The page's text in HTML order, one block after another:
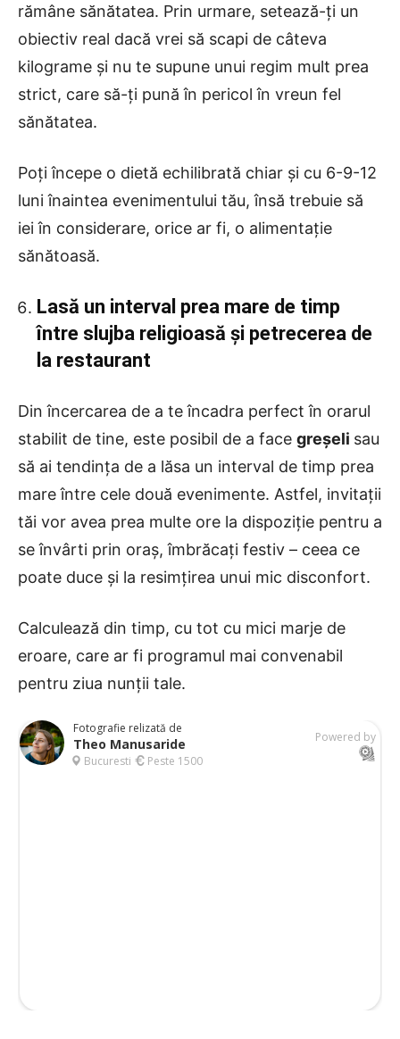
rămâne sănătatea. Prin urmare, setează-ți un
obiectiv real dacă vrei să scapi de câteva
kilograme și nu te supune unui regim mult prea
strict, care să-ți pună în pericol în vreun fel
sănătatea.
Poți începe o dietă echilibrată chiar și cu 6-9-12
luni înaintea evenimentului tău, însă trebuie să
iei în considerare, orice ar fi, o alimentație
sănătoasă.
Lasă un interval prea mare de timp
între slujba religioasă și petrecerea de
la restaurant
Din încercarea de a te încadra perfect în orarul
stabilit de tine, este posibil de a face greșeli sau
să ai tendința de a lăsa un interval de timp prea
mare între cele două evenimente. Astfel, invitații
tăi vor avea prea multe ore la dispoziție pentru a
se învârti prin oraș, îmbrăcați festiv – ceea ce
poate duce și la resimțirea unui mic disconfort.
Calculează din timp, cu tot cu mici marje de
eroare, care ar fi programul mai convenabil
pentru ziua nunții tale.